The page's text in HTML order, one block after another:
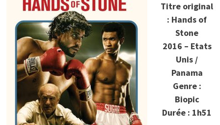
Titre original
: Hands of
Stone
2016 – Etats
Unis /
Panama
Genre :
Biopic
Durée : 1h51